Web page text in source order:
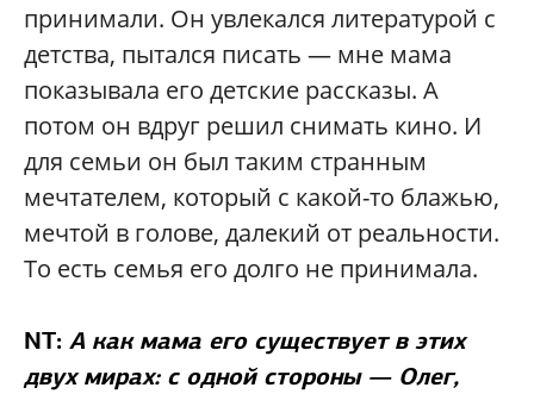
принимали. Он увлекался литературой с
детства, пытался писать — мне мама
показывала его детские рассказы. А
потом он вдруг решил снимать кино. И
для семьи он был таким странным
мечтателем, который с какой-то блажью,
мечтой в голове, далекий от реальности.
То есть семья его долго не принимала.
NT: А как мама его существует в этих
двух мирах: с одной стороны — Олег,